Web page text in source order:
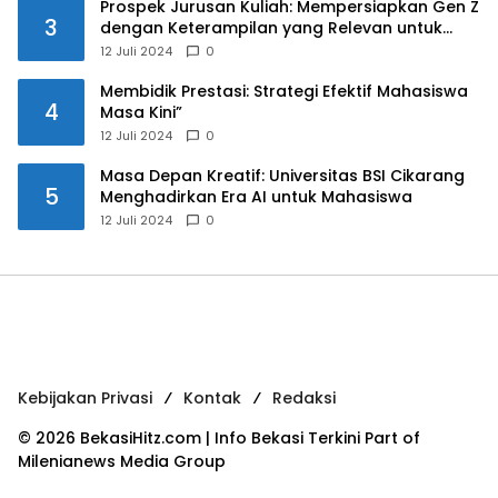
3
Prospek Jurusan Kuliah: Mempersiapkan Gen Z
dengan Keterampilan yang Relevan untuk
Masa Depan
12 Juli 2024 0
4
Membidik Prestasi: Strategi Efektif Mahasiswa
Masa Kini”
12 Juli 2024 0
5
Masa Depan Kreatif: Universitas BSI Cikarang
Menghadirkan Era AI untuk Mahasiswa
12 Juli 2024 0
Kebijakan Privasi Kontak
Redaksi
© 2026 BekasiHitz.com | Info Bekasi Terkini Part of
Milenianews Media Group